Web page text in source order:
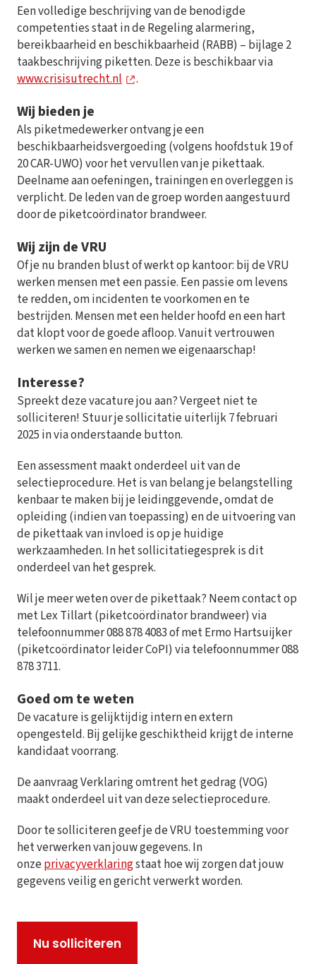
Een volledige beschrijving van de benodigde
competenties staat in de Regeling alarmering,
bereikbaarheid en beschikbaarheid (RABB) – bijlage 2
taakbeschrijving piketten. Deze is beschikbaar via
www.crisisutrecht.nl
.
Wij bieden je
Als piketmedewerker ontvang je een
beschikbaarheidsvergoeding (volgens hoofdstuk 19 of
20 CAR-UWO) voor het vervullen van je pikettaak.
Deelname aan oefeningen, trainingen en overleggen is
verplicht. De leden van de groep worden aangestuurd
door de piketcoördinator brandweer.
Wij zijn de VRU
Of je nu branden blust of werkt op kantoor: bij de VRU
werken mensen met een passie. Een passie om levens
te redden, om incidenten te voorkomen en te
bestrijden. Mensen met een helder hoofd en een hart
dat klopt voor de goede afloop. Vanuit vertrouwen
werken we samen en nemen we eigenaarschap!
Interesse?
Spreekt deze vacature jou aan? Vergeet niet te
solliciteren! Stuur je sollicitatie uiterlijk 7 februari
2025 in via onderstaande button.
Een assessment maakt onderdeel uit van de
selectieprocedure. Het is van belang je belangstelling
kenbaar te maken bij je leidinggevende, omdat de
opleiding (indien van toepassing) en de uitvoering van
de pikettaak van invloed is op je huidige
werkzaamheden. In het sollicitatiegesprek is dit
onderdeel van het gesprek.
Wil je meer weten over de pikettaak? Neem contact op
met Lex Tillart (piketcoördinator brandweer) via
telefoonnummer 088 878 4083 of met Ermo Hartsuijker
(piketcoördinator leider CoPI) via telefoonnummer 088
878 3711.
Goed om te weten
De vacature is gelijktijdig intern en extern
opengesteld. Bij gelijke geschiktheid krijgt de interne
kandidaat voorrang.
De aanvraag Verklaring omtrent het gedrag (VOG)
maakt onderdeel uit van deze selectieprocedure.
Door te solliciteren geef je de VRU toestemming voor
het verwerken van jouw gegevens. In
onzeprivacyverklaringstaat hoe wij zorgen dat jouw
gegevens veilig en gericht verwerkt worden.
Nu solliciteren